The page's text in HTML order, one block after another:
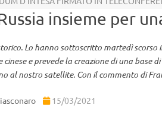
insieme per
Lo hanno sottoscritto martedì
cinese e prevede la creazione di una base
al nostro satellite. Con il commento di
15/03/2021